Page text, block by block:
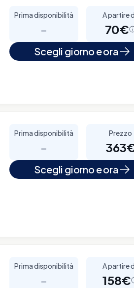
Prima disponibilità
-
A partire
70€
Scegli giorno e ora
Prima disponibilità
-
Prezzo
Scegli giorno e ora
Prima disponibilità
-
A partire
158€